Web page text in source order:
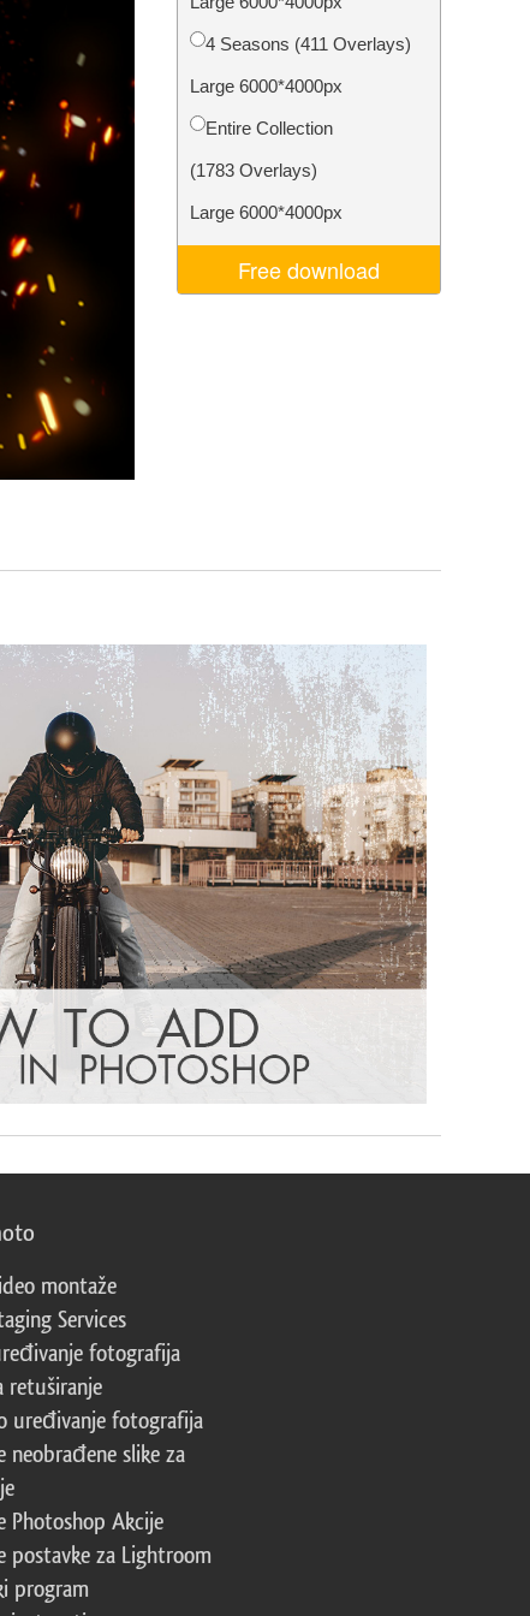
4 Seasons (411 Overlays)
Large 6000*4000px
Entire Collection
(1783 Overlays)
Large 6000*4000px
Free download
montaže
Services
fotografija
retuširanje
uređivanje fotografija
neobrađene slike za
Photoshop Akcije
postavke za Lightroom
program